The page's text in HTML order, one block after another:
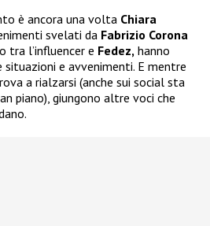
è ancora una volta Chiara
svelati da Fabrizio Corona
tra l’influencer e Fedez, hanno
e avvenimenti. E mentre
a rialzarsi (anche sui social sta
piano), giungono altre voci che